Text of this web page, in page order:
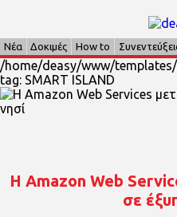
Νέα Δοκιμές How to
/home/deasy/www/
tag: SMART ISLAND
H Amazon Web
σε